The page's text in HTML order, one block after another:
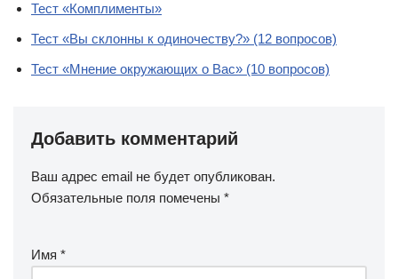
Тест «Комплименты»
Тест «Вы склонны к одиночеству?» (12 вопросов)
Тест «Мнение окружающих о Вас» (10 вопросов)
Добавить комментарий
Ваш адрес email не будет опубликован.
Обязательные поля помечены *
Имя *